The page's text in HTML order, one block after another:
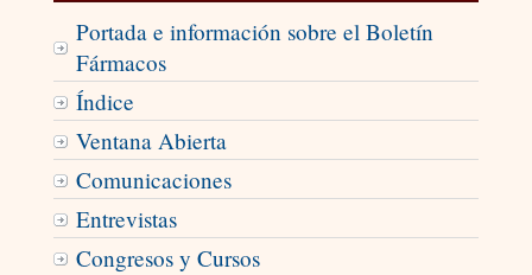
Portada e información sobre el Boletín
Fármacos
Índice
Ventana Abierta
Comunicaciones
Entrevistas
Congresos y Cursos